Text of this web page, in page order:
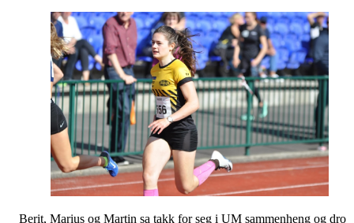
Berit, Marius og Martin sa takk for seg i UM sammenheng og dro